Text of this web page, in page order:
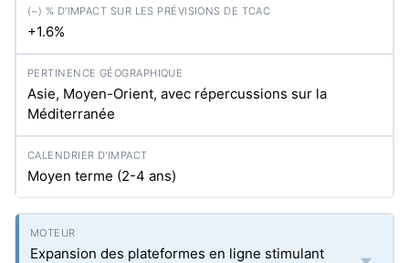
+1.6%
Asie, Moyen-Orient, avec répercussions sur la
Méditerranée
Moyen terme (2-4 ans)
Expansion des plateformes en ligne stimulant